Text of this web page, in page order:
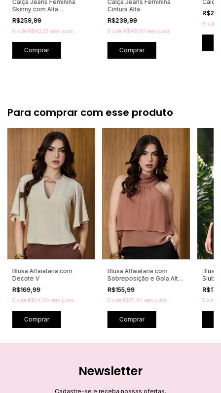
Calça Jeans Feminina
Skinny com Alta
Elasticidade e
Modelagem Levanta
Bumbum
R$259,99
6 xde R$43,33 sem juros
Comprar
Calça Jeans Feminina
Cintura Alta
R$239,99
6 xde R$40,00 sem juros
Comprar
Calça
6 x de
Para comprar com esse produto
Blusa Alfaiataria com
Decote V
R$169,99
5 xde R$34,00 sem juros
Comprar
Blusa Alfaiataria com
Sobreposição e Gola Alta
Drapeada
R$155,99
5 xde R$31,20 sem juros
Comprar
Blusa
Slub
5 x de
Newsletter
Cadastre-se e receba nossas ofertas.